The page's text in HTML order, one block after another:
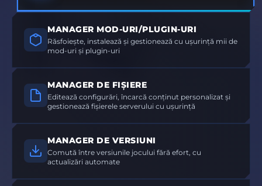
MANAGER MOD-URI/PLUGIN-URI
Răsfoiește, instalează și gestionează cu ușurință mii de
mod-uri și plugin-uri
MANAGER DE FIȘIERE
Editează configurări, încarcă conținut personalizat și
gestionează fișierele serverului cu ușurință
MANAGER DE VERSIUNI
Comută între versiunile jocului fără efort, cu
actualizări automate